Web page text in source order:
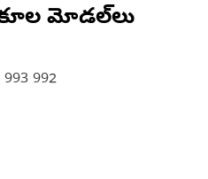
మోడల్‌లు
992